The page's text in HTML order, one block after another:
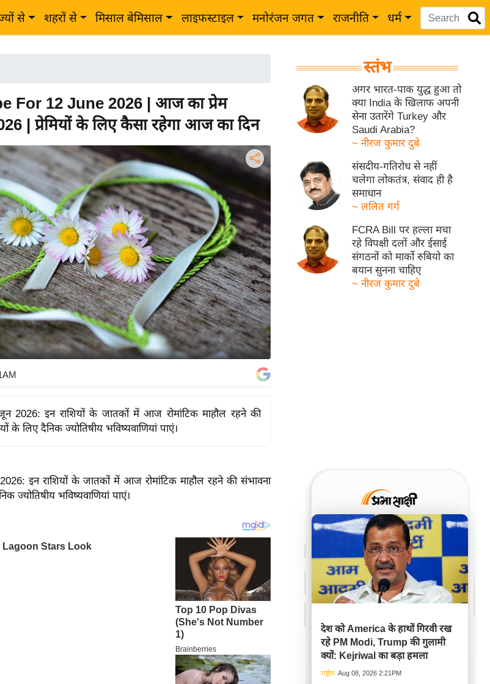
से शहरों से मिसाल बेमिसाल लाइफस्टाइल मनोरंजन जगत राजनीति धर्म
For 12 June 2026 | आज का प्रेम
| प्रेमियों के लिए कैसा रहेगा आज का दिन
2026: इन राशियों के जातकों में आज रोमांटिक माहौल रहने की
के लिए दैनिक ज्योतिषीय भविष्यवाणियां पाएं।
इन राशियों के जातकों में आज रोमांटिक माहौल रहने की संभावना
ज्योतिषीय भविष्यवाणियां पाएं।
स्तंभ
अगर भारत-पाक युद्ध हुआ तो
क्या India के खिलाफ अपनी
सेना उतारेंगे Turkey और
Saudi Arabia?
~ नीरज कुमार दुबे
संसदीय-गतिरोध से नहीं
चलेगा लोकतंत्र, संवाद ही है
समाधान
~ ललित गर्ग
FCRA Bill पर हल्ला मचा
रहे विपक्षी दलों और ईसाई
संगठनों को मार्को रुबियो का
बयान सुनना चाहिए
~ नीरज कुमार दुबे
देश को America के हाथों गिरवी रख
रहे PM Modi, Trump की गुलामी
क्यों: Kejriwal का बड़ा हमला
राष्ट्रीय Aug 08, 2026 2:21PM